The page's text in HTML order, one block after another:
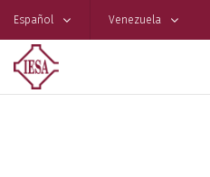
Español Venezuela